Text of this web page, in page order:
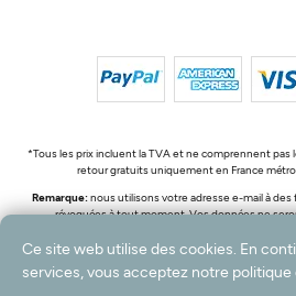
*Tous les prix incluent la TVA et ne comprennent pas
retour gratuits uniquement en France
Remarque:nous utilisons votre adresse e-mail à
révoquées à tout moment. Vos données ne
© 2003 - 2026 Rudolf Hossdorf Teppichhandel e.K. /
Ce site web utilise des cookies. En
services, vous acceptez notre politique